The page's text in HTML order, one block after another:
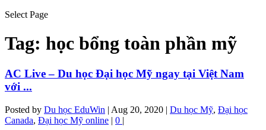
Select Page
Tag: học bổng toàn phần mỹ
AC Live – Du học Đại học Mỹ ngay tại Việt Nam
với ...
Posted by Du học EduWin | Aug 20, 2020 | Du học Mỹ, Đại học
Canada, Đại học Mỹ online | 0 |